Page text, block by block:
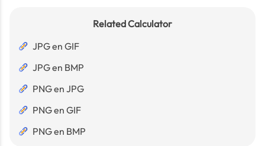
Related Calculator
JPG en GIF
JPG en BMP
PNG en JPG
PNG en GIF
PNG en BMP